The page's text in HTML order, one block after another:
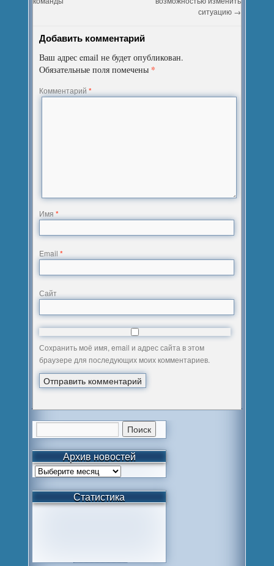
ситуацию →
Добавить комментарий
Ваш адрес email не будет опубликован.
Обязательные поля помечены *
Комментарий*
Имя*
Email*
Сайт
Сохранить моё имя, email и адрес сайта в этом
браузере для последующих моих комментариев.
Архив новостей
Статистика